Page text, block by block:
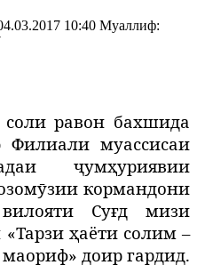
10:40 Муаллиф:
равон бахшида
муассисаи
ҷумҳуриявии
кормандони
Суғд мизи
ҳаёти солим –
доир гардид.